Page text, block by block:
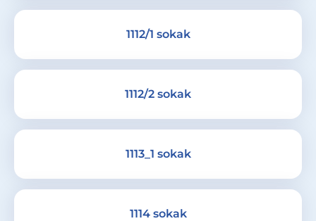
1112/1 sokak
1112/2 sokak
1113_1 sokak
1114 sokak